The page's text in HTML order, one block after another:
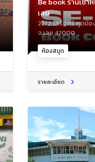
ห้องสมุด
เลย
22/2 เสริฐศรี กุดป่อ
จ.เลย 42000
รายละเอียด